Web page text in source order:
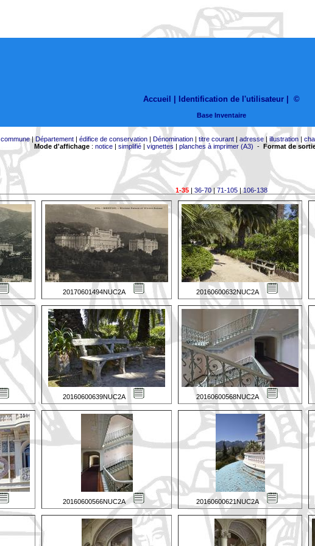
Accueil | Identification de l'utilisateur ©
Base Inventaire
commune|Département| édifice de conservation| Dénomination| titre courant| adresse| illustration|
Mode d'affichage: notice| simplifié| vignettes | planches à imprimer (A3) - Format de
1-35| 36-70|71-105|106-138
20170601494NUC2A 20160600632NUC2A
20160600639NUC2A 20160600568NUC2A
20160600566NUC2A 20160600621NUC2A